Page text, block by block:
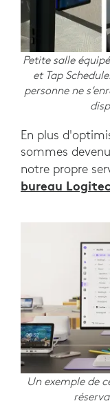
Petite salle
et Tap
personne ne
En plus
sommes
notre propre
bureau
Un exemple de